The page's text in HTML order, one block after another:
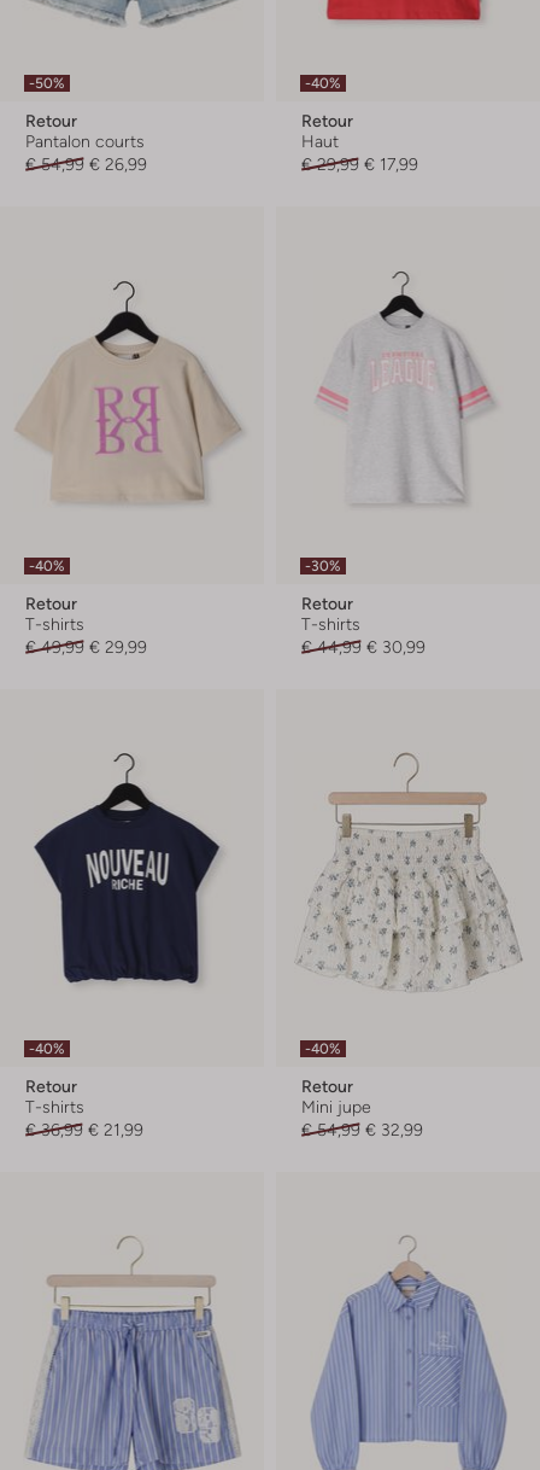
-50%
Retour
Pantalon courts
€ 54,99 € 26,99
-40%
Retour
Haut
€ 29,99 € 17,99
-40%
Retour
T-shirts
€ 49,99 € 29,99
-30%
Retour
T-shirts
€ 44,99 € 30,99
-40%
Retour
T-shirts
€ 36,99 € 21,99
-40%
Retour
Mini jupe
€ 54,99 € 32,99